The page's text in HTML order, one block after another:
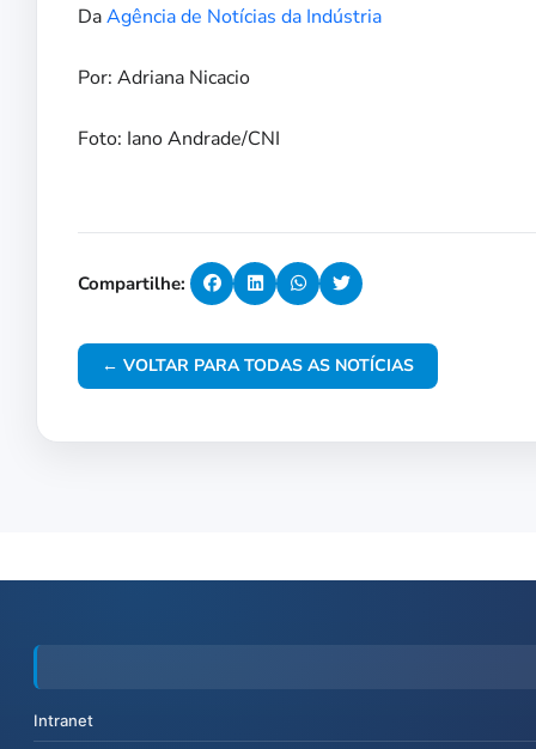
DaAgência de Notícias da Indústria
Por: Adriana Nicacio
Foto: Iano Andrade/CNI
Compartilhe:
← VOLTAR PARA TODAS AS NOTÍCIAS
Intranet